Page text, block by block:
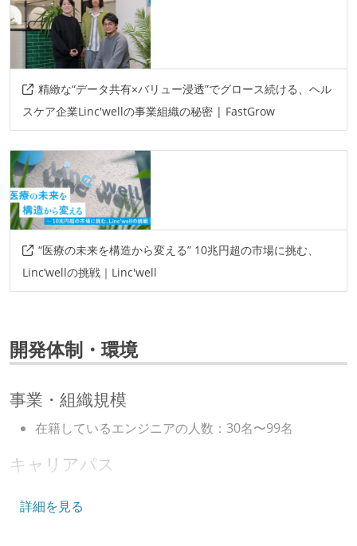
精緻な“データ共有×バリュー浸透”でグロース続ける、ヘル
スケア企業Linc'wellの事業組織の秘密 | FastGrow
“医療の未来を構造から変える” 10兆円超の市場に挑む、
Linc’wellの挑戦｜Linc'well
開発体制・環境
事業・組織規模
在籍しているエンジニアの人数：30名〜99名
キャリアパス
いる
詳細を見る